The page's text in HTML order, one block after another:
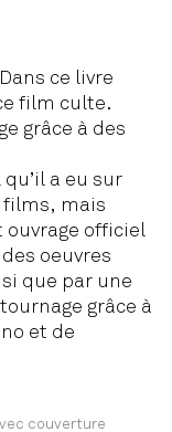
ce livre
film culte.
grâce à des
a eu sur
films, mais
ouvrage officiel
oeuvres
que par une
grâce à
et de
couverture